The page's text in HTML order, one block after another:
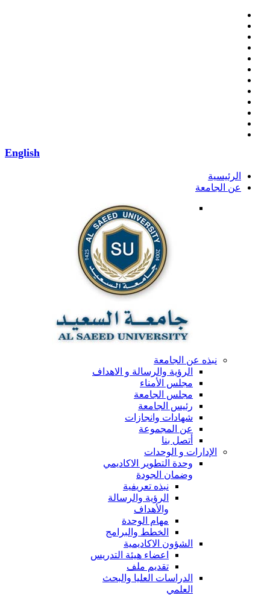
English
الرئيسية
عن الجامعة
نبذه عن الجامعة
الرؤية والرسالة و الاهداف
مجلس الأمناء
مجلس الجامعة
رئيس الجامعة
شهادات وانجازات
عن المجموعة
أتصل بنا
الإدارات و الوحدات
وحدة التطوير الاكاديمي
وضمان الجودة
نبذه تعريفية
الرؤية والرسالة
والأهداف
مهام الوحدة
الخطط والبرامج
الشؤون الاكاديمية
اعضاء هيئة التدريس
تقديم ملف
الدراسات العليا والبحث
العلمي